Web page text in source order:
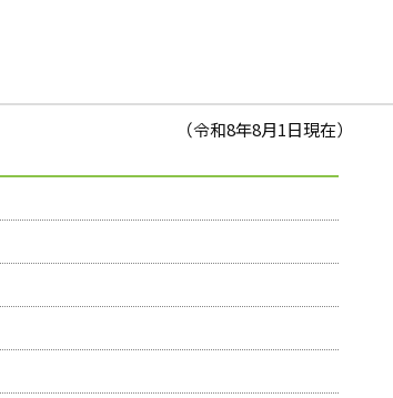
（令和8年8月1日現在）